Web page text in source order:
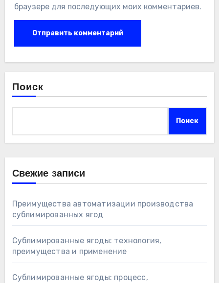
браузере для последующих моих комментариев.
Поиск
Поиск
Свежие записи
Преимущества автоматизации производства
сублимированных ягод
Сублимированные ягоды: технология,
преимущества и применение
Сублимированные ягоды: процесс,